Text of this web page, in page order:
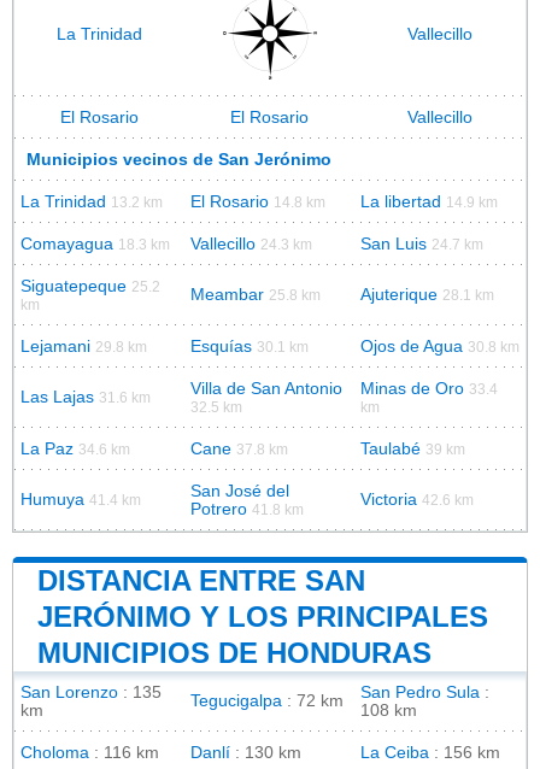
La Trinidad Vallecillo
El Rosario El Rosario Vallecillo
Municipios vecinos de San Jerónimo
La Trinidad 13.2 km El Rosario 14.8 km La libertad 14.9 km
Comayagua 18.3 km Vallecillo 24.3 km San Luis 24.7 km
Siguatepeque 25.2
km
Meambar 25.8 km Ajuterique 28.1 km
Lejamani 29.8 km Esquías 30.1 km Ojos de Agua 30.8 km
Las Lajas 31.6 km Villa de San Antonio
32.5 km
Minas de Oro 33.4
km
La Paz 34.6 km Cane 37.8 km Taulabé 39 km
Humuya 41.4 km
San José del
Potrero 41.8 km
Victoria 42.6 km
DISTANCIA ENTRE SAN
JERÓNIMO Y LOS PRINCIPALES
MUNICIPIOS DE HONDURAS
San Lorenzo : 135
km
Tegucigalpa : 72 km San Pedro Sula :
108 km
Choloma : 116 km Danlí : 130 km La Ceiba : 156 km